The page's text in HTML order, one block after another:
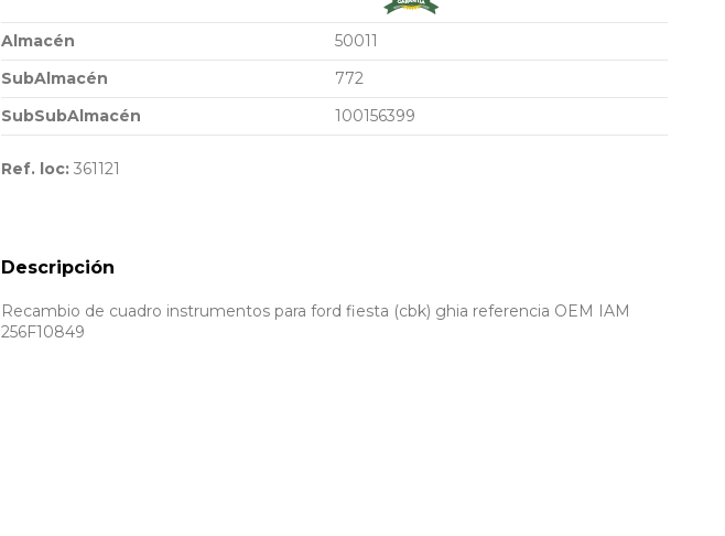
Almacén
50011
SubAlmacén
772
SubSubAlmacén
100156399
Ref. loc: 361121
Descripción
Recambio de cuadro instrumentos para ford fiesta (cbk) ghia referencia OEM IAM
256F10849